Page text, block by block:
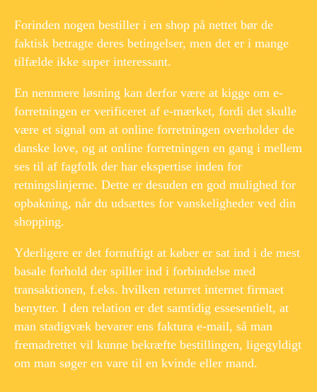
Forinden nogen bestiller i en shop på nettet bør de
faktisk betragte deres betingelser, men det er i mange
tilfælde ikke super interessant.
En nemmere løsning kan derfor være at kigge om e-
forretningen er verificeret af e-mærket, fordi det skulle
være et signal om at online forretningen overholder de
danske love, og at online forretningen en gang i mellem
ses til af fagfolk der har ekspertise inden for
retningslinjerne. Dette er desuden en god mulighed for
opbakning, når du udsættes for vanskeligheder ved din
shopping.
Yderligere er det fornuftigt at køber er sat ind i de mest
basale forhold der spiller ind i forbindelse med
transaktionen, f.eks. hvilken returret internet firmaet
benytter. I den relation er det samtidig essesentielt, at
man stadigvæk bevarer ens faktura e-mail, så man
fremadrettet vil kunne bekræfte bestillingen, ligegyldigt
om man søger en vare til en kvinde eller mand.